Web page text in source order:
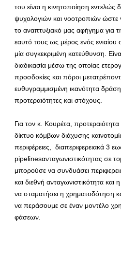
του είναι η κινητοποίηση
ψυχολογιών και νοοτροπιών
το αναπτυξιακό μας αφήγημα για
εαυτό τους ως μέρος ενός
μία συγκεκριμένη κατεύθυνση.
διαδικασία μέσω της οποίας
προσδοκίες και πόροι
ευθυγραμμισμένη ικανότητα
προτεραιότητες και στόχους.
Για τον κ. Κουρέτα, προτεραιότητα
δίκτυο κόμβων διάχυσης
περιφέρειες, διαπεριφερειακά 3
pipelinesανταγωνιστικότητας σε
μπορούσε να συνδυάσει
και διεθνή ανταγωνιστικότητα και
να σταματήσει η χρηματοδότηση
να περάσουμε σε έναν μοντέλο
φάσεων.